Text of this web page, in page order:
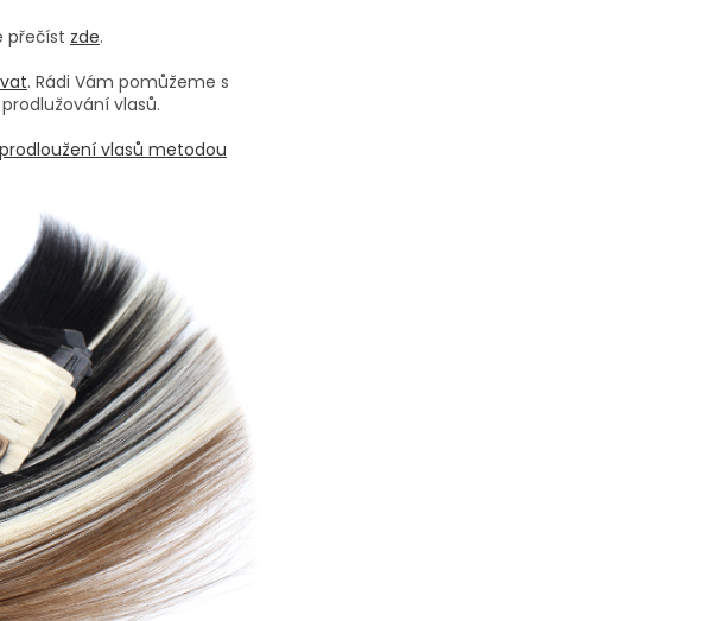
přečíst zde.
. Rádi Vám pomůžeme s
vlasů.
vlasů metodou